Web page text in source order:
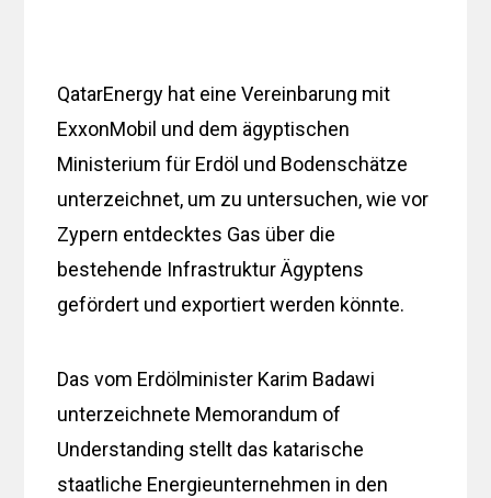
QatarEnergy hat eine Vereinbarung mit
ExxonMobil und dem ägyptischen
Ministerium für Erdöl und Bodenschätze
unterzeichnet, um zu untersuchen, wie vor
Zypern entdecktes Gas über die
bestehende Infrastruktur Ägyptens
gefördert und exportiert werden könnte.
Das vom Erdölminister Karim Badawi
unterzeichnete Memorandum of
Understanding stellt das katarische
staatliche Energieunternehmen in den